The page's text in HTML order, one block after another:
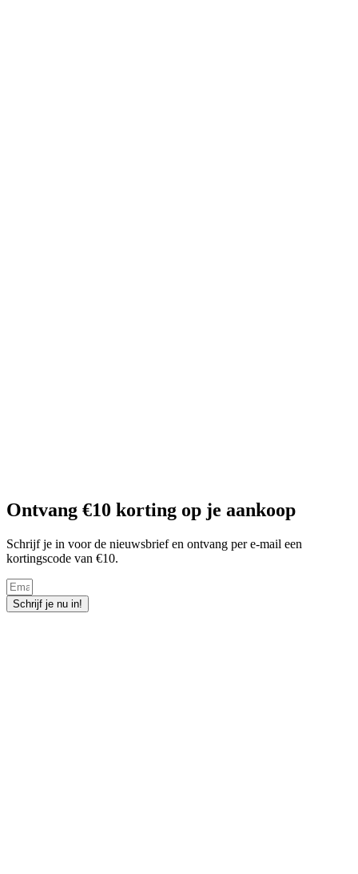
Ontvang €10 korting op je aankoop
Schrijf je in voor de nieuwsbrief en ontvang per e-mail een
kortingscode van €10.
Schrijf je nu in!